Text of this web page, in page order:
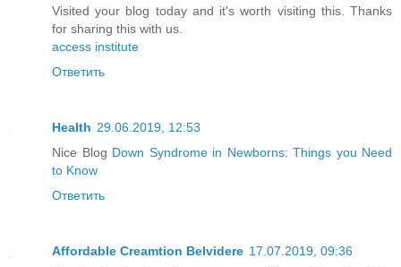
Visited your blog today and it's worth visiting this. Thanks
for sharing this with us.
access institute
Ответить
Health 29.06.2019, 12:53
Nice Blog Down Syndrome in Newborns: Things you Need
to Know
Ответить
Affordable Creamtion Belvidere 17.07.2019, 09:36